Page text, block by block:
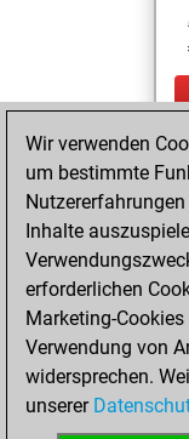
Wir verwenden
um bestimmte
Inhalte
erforderlichen
Marketing-
Verwendung von
widersprechen.
unserer